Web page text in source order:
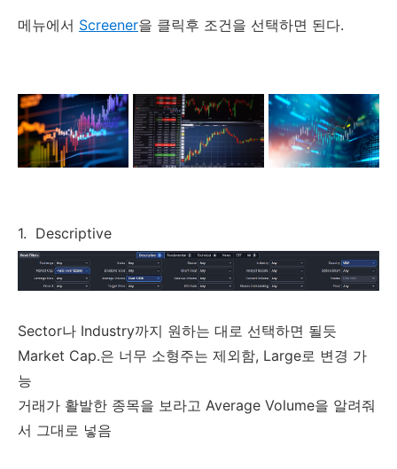
메뉴에서 Screener을 클릭후 조건을 선택하면 된다.
1. Descriptive
Sector나 Industry까지 원하는 대로 선택하면 될듯
Market Cap.은 너무 소형주는 제외함, Large로 변경 가
능
거래가 활발한 종목을 보라고 Average Volume을 알려줘
서 그대로 넣음